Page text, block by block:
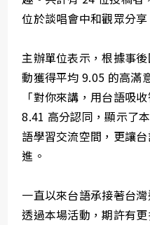
位於談唱會中和觀眾分享
主辦單位表示，根據事
動獲得平均 9.05 的高滿
「對你來講，用台語吸
8.41 高分認同，顯示了
語學習交流空間，更讓
進。
一直以來台語承接著台
透過本場活動，期許有